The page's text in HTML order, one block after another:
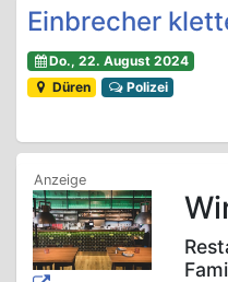
Einbrecher
Do., 22. August 2024
Düren
Polizei